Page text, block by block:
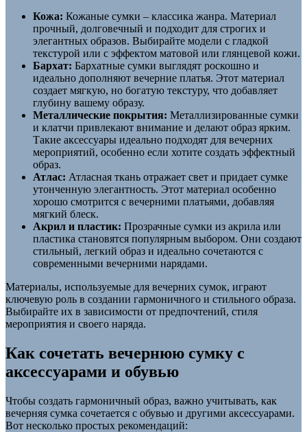
Кожа: Кожаные сумки – классика жанра. Материал
прочный, долговечный и подходит для строгих и
элегантных образов. Выбирайте модели с гладкой
текстурой или с эффектом матовой или глянцевой кожи.
Бархат: Бархатные сумки выглядят роскошно и
идеально дополняют вечерние платья. Этот материал
создает мягкую, но богатую текстуру, что добавляет
глубину вашему образу.
Металлические покрытия: Металлизированные сумки
и клатчи привлекают внимание и делают образ ярким.
Такие аксессуары идеально подходят для вечерних
мероприятий, особенно если хотите создать эффектный
образ.
Атлас: Атласная ткань отражает свет и придает сумке
утонченную элегантность. Этот материал особенно
хорошо смотрится с вечерними платьями, добавляя
мягкий блеск.
Акрил и пластик: Прозрачные сумки из акрила или
пластика становятся популярным выбором. Они создают
стильный, легкий образ и идеально сочетаются с
современными вечерними нарядами.
Материалы, используемые для вечерних сумок, играют
ключевую роль в создании гармоничного и стильного образа.
Выбирайте их в зависимости от предпочтений, стиля
мероприятия и своего наряда.
Как сочетать вечернюю сумку с
аксессуарами и обувью
Чтобы создать гармоничный образ, важно учитывать, как
вечерняя сумка сочетается с обувью и другими аксессуарами.
Вот несколько простых рекомендаций: